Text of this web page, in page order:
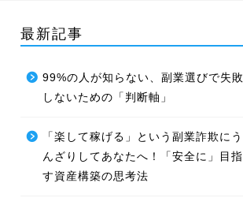
最新記事
99%の人が知らない、副業選びで失敗
しないための「判断軸」
「楽して稼げる」という副業詐欺にう
んざりしてあなたへ！「安全に」目指
す資産構築の思考法